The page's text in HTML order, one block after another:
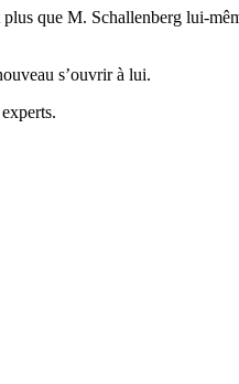
que M. Schallenberg lui-
s’ouvrir à lui.